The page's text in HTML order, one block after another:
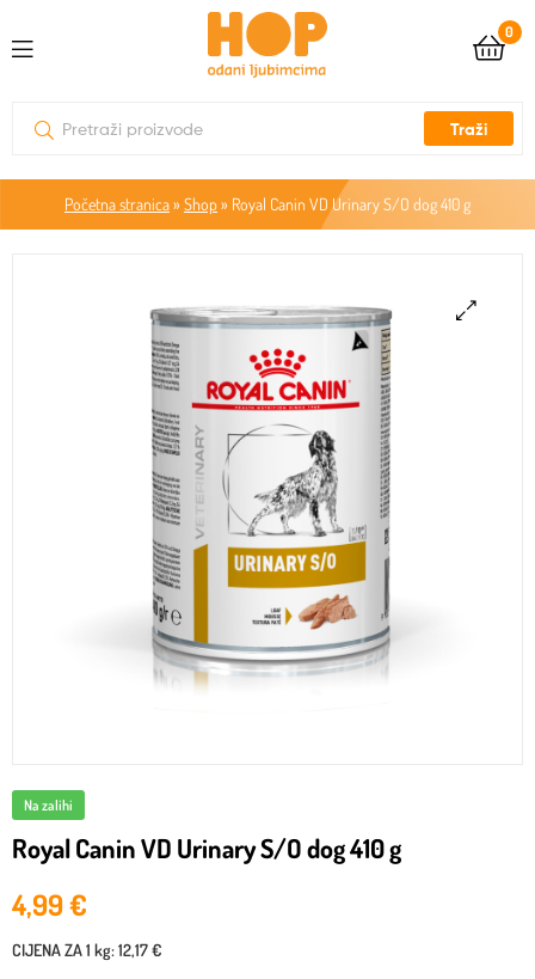
0
Traži
Početna stranica» Shop» Royal Canin VD Urinary S/O dog 410 g
Na zalihi
Royal Canin VD Urinary S/O dog 410 g
4,99€
CIJENA ZA1 kg:12,17 €